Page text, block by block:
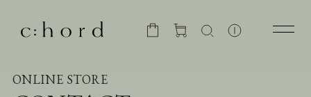
ONLINE STORE